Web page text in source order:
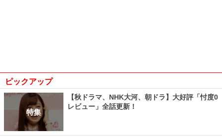
ピックアップ
特集
【秋ドラマ、NHK大河、朝ドラ】大好評「忖度0
レビュー」全話更新！